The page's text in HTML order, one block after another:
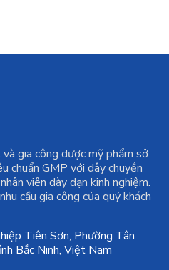
gia công dược mỹ phẩm sở
chuẩn GMP với dây chuyền
viên dày dạn kinh nghiệm.
cầu gia công của quý khách
Tiên Sơn, Phường Tân
Bắc Ninh, Việt Nam